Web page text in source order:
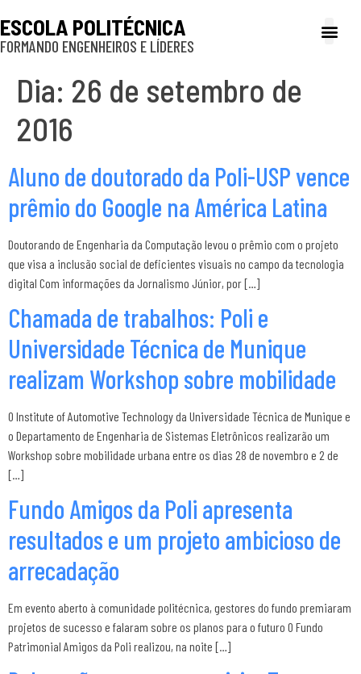
ESCOLA POLITÉCNICA
FORMANDO ENGENHEIROS E LÍDERES
Dia: 26 de setembro de
2016
Aluno de doutorado da Poli-USP vence
prêmio do Google na América Latina
Doutorando de Engenharia da Computação levou o prêmio com o projeto
que visa a inclusão social de deficientes visuais no campo da tecnologia
digital Com informações da Jornalismo Júnior, por […]
Chamada de trabalhos: Poli e
Universidade Técnica de Munique
realizam Workshop sobre mobilidade
O Institute of Automotive Technology da Universidade Técnica de Munique e
o Departamento de Engenharia de Sistemas Eletrônicos realizarão um
Workshop sobre mobilidade urbana entre os dias 28 de novembro e 2 de
[…]
Fundo Amigos da Poli apresenta
resultados e um projeto ambicioso de
arrecadação
Em evento aberto à comunidade politécnica, gestores do fundo premiaram
projetos de sucesso e falaram sobre os planos para o futuro O Fundo
Patrimonial Amigos da Poli realizou, na noite […]